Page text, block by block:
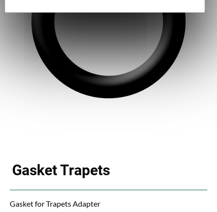
Gasket Trapets
Gasket for Trapets Adapter